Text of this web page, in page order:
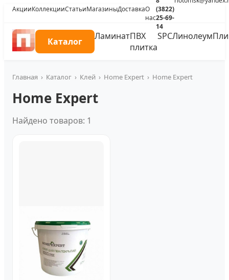
АкцииКоллекцииСтатьиМагазиныДоставкаО
нас
(3822)
25-69-
14
Каталог ЛаминатПВХ
плитка
SPCЛинолеум
Главная › Каталог › Клей › Home Expert › Home Expert
Home Expert
Найдено товаров: 1